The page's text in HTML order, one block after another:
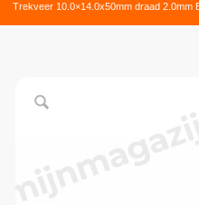
Trekveer 10.0×14.0x50mm draad 2.0mm